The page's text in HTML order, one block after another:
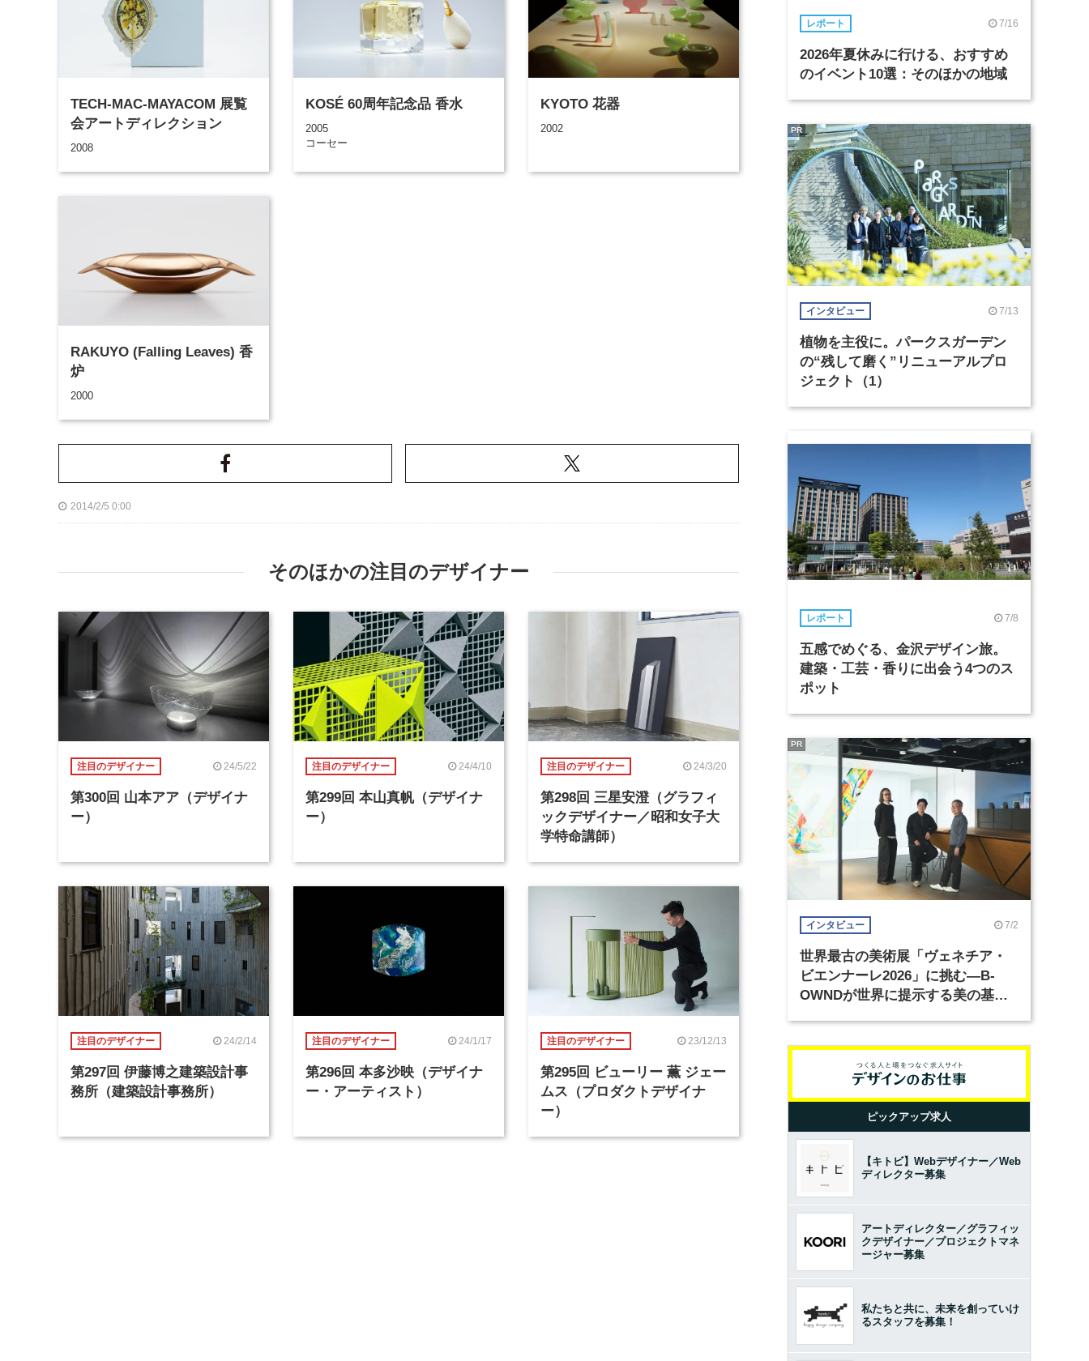
TECH-MAC-MAYACOM 展覧
会アートディレクション
2008
KOSÉ 60周年記念品 香水
2005
コーセー
KYOTO 花器
2002
RAKUYO (Falling Leaves) 香
炉
2000
2014/2/5 0:00
そのほかの注目のデザイナー
注目のデザイナー 24/5/22
第300回 山本アア（デザイナ
ー）
注目のデザイナー 24/4/10
第299回 本山真帆（デザイナ
ー）
注目のデザイナー 24/3/20
第298回 三星安澄（グラフィ
ックデザイナー／昭和女子大
学特命講師）
注目のデザイナー 24/2/14
第297回 伊藤博之建築設計事
務所（建築設計事務所）
注目のデザイナー 24/1/17
第296回 本多沙映（デザイナ
ー・アーティスト）
注目のデザイナー 23/12/13
第295回 ビューリー 薫 ジェー
ムス（プロダクトデザイナ
ー）
レポート 7/16
2026年夏休みに行ける、おすすめ
のイベント10選：そのほかの地域
インタビュー 7/13
植物を主役に。パークスガーデン
の“残して磨く”リニューアルプロ
ジェクト（1）
PR
レポート 7/8
五感でめぐる、金沢デザイン旅。
建築・工芸・香りに出会う4つのス
ポット
インタビュー 7/2
世界最古の美術展「ヴェネチア・
ビエンナーレ2026」に挑む―B-
OWNDが世界に提示する美の基準
PR
ピックアップ求人
【キトビ】Webデザイナー／Web
ディレクター募集
アートディレクター／グラフィッ
クデザイナー／プロジェクトマネ
ージャー募集
私たちと共に、未来を創っていけ
るスタッフを募集！